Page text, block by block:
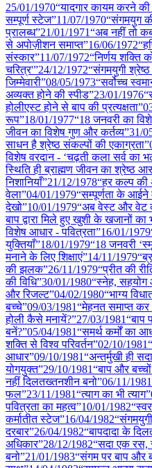
25/01/1970“यादगार कायम करने की
सम्पूर्ण स्टेज”11/07/1970“संगमयुग
प्रालब्ध”21/01/1971“अब नहीं तो
से अपोज़ीशन समाप्त”16/06/1972
संस्कार”11/07/1972“निर्णय शक्ति
चरित्र'”24/12/1972“संगमयुगी
जिम्मेवारी”08/05/1973“सर्वोच्च
अव्यक्त होने की स्पीड”23/01/1976
होलीएस्ट होने से बाप की प्रत्यक्षता”
रूप”18/01/1977“18 जनवरी का
जीवन का विशेष गुण और कर्तव्य”31/
साधन है श्रेष्ठ संकल्पों की एकाग्रता”
विशेष वरदान - ‘चढ़ती कला सर्व का
स्थिति ही ब्राह्मण जीवन का श्रेष्ठ
निशानियाँ”21/12/1978“हर कल्प
वेला”04/01/1979“सम्पूर्णता के
देखो”10/01/1979“अब वेस्ट और वेट
बाप द्वारा मिले हुए खुशी के खजानों का
विशेष आधार - पवित्रता”16/01/1979
युक्तियाँ”18/01/1979“18 जनवरी
मनाने के लिए शिक्षाएं”14/11/1979
की झलक”26/11/1979“प्रीत की
की विधि”30/01/1980“स्नेह,
और रिजल्ट”04/02/1980“भाग्य
बच्चे”09/03/1981“मेहनत समाप्त कर
होली कैसे मनायें?”27/03/1981“बाप
बनें?”05/04/1981“समर्थ कर्मों का
शक्ति से विश्व परिवर्तन”02/10/1981
आधार”09/10/1981“अन्तर्मुखी ही
योगयुक्त”29/10/1981“बाप और
नहीं दिलतख्तनशीन बनो”06/11/1981
फल”23/11/1981“त्याग का भी त्याग”
पवित्रता का महत्व”10/01/1982
कर्मातीत स्टेज”16/04/1982
दरबार”26/04/1982“बापदादा के
अधिकार”28/12/1982“सदा एक रस,
बनो”21/01/1983“संगम पर बाप और